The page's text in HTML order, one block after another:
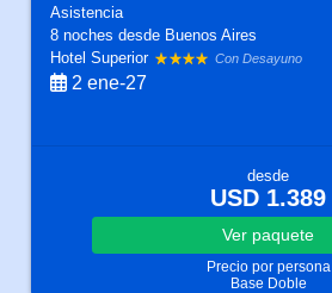
Asistencia
8 nochesdesde Buenos Aires
Hotel Superior
Con Desayuno
2 ene-27
desde
USD 1.389
Ver paquete
Precio por persona
Base Doble